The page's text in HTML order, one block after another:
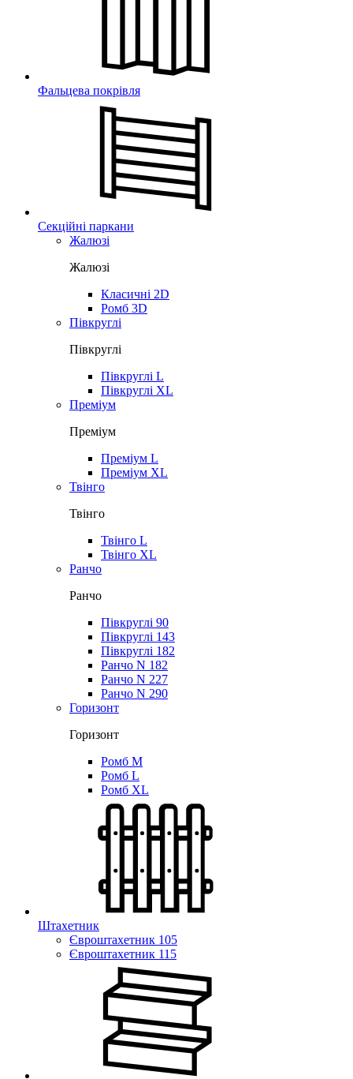
Фальцева покрівля
Секційні паркани
Жалюзі
Жалюзі
Класичні 2D
Ромб 3D
Півкруглі
Півкруглі
Півкруглі L
Півкруглі XL
Преміум
Преміум
Преміум L
Преміум XL
Твінго
Твінго
Твінго L
Твінго XL
Ранчо
Ранчо
Півкруглі 90
Півкруглі 143
Півкруглі 182
Ранчо N 182
Ранчо N 227
Ранчо N 290
Горизонт
Горизонт
Ромб M
Ромб L
Ромб XL
Штахетник
Євроштахетник 105
Євроштахетник 115